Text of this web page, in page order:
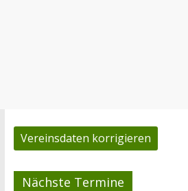
Vereinsdaten korrigieren
Nächste Termine